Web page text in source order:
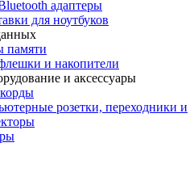
адаптеры
для ноутбуков
памяти
и накопители
и аксессуары
розетки, переходники и